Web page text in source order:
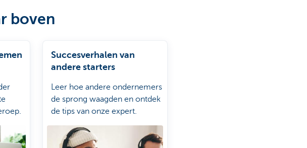
boven
Succesverhalen van
andere starters
Leer hoe andere ondernemers
de sprong waagden en ontdek
de tips van onze expert.